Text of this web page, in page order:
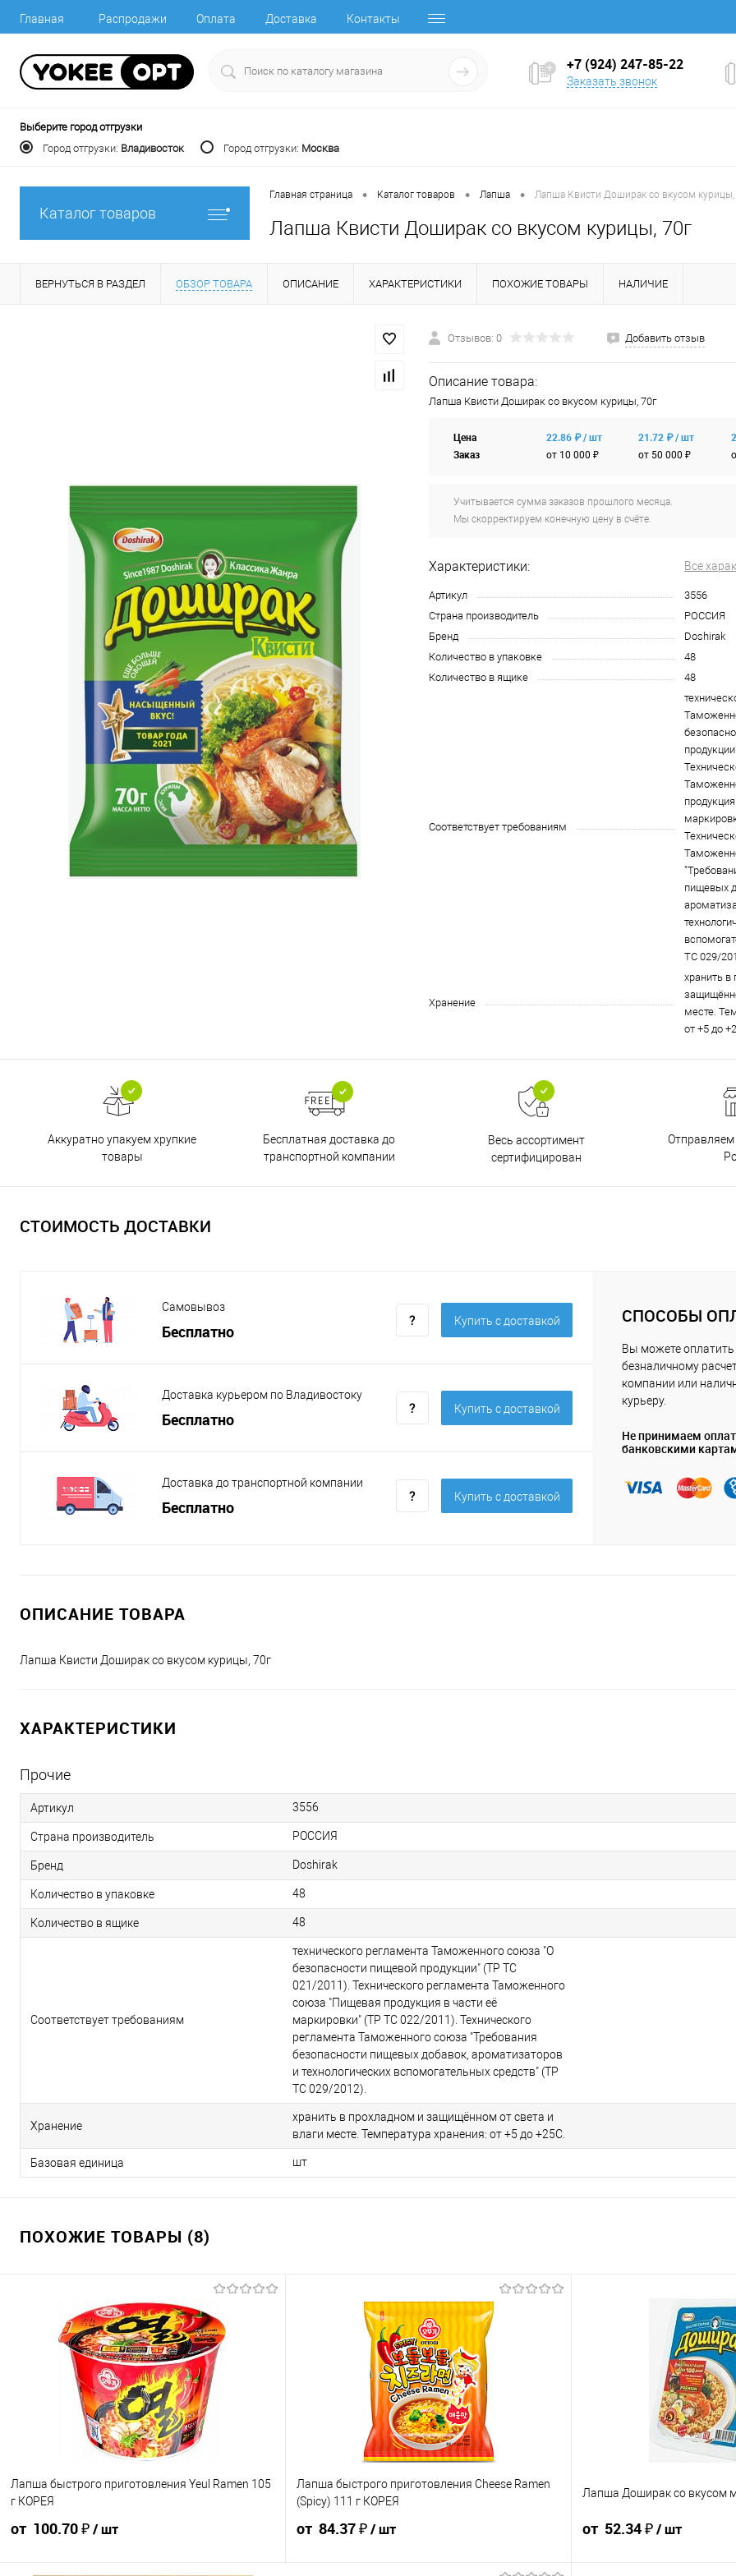
Главная Распродажи Оплата Доставка Контакты
+7 (924) 247-85-22
Заказать звонок
Выберите город отгрузки
Город отгрузки: Владивосток Город отгрузки: Москва
Каталог товаров
Главная страница • Каталог товаров • Лапша • Лапша Квисти Доширак со вкусом курицы,
Лапша Квисти Доширак со вкусом курицы, 70г
ВЕРНУТЬСЯ В РАЗДЕЛ ОБЗОР ТОВАРА ОПИСАНИЕ ХАРАКТЕРИСТИКИ ПОХОЖИЕ ТОВАРЫ НАЛИЧИЕ
Отзывов: 0 Добавить отзыв
Описание товара:
Лапша Квисти Доширак со вкусом курицы, 70г
Цена
Заказ
22.86 ₽ / шт
от 10 000 ₽
21.72 ₽ / шт
от 50 000 ₽
Учитывается сумма заказов прошлого месяца.
Мы скорректируем конечную цену в счёте.
Характеристики: Все
Артикул
3556
Страна производитель
РОССИЯ
Бренд
Doshirak
Количество в упаковке
48
Количество в ящике
48
Соответствует требованиям
пищевых
ТС 029/
Хранение
хранить в
месте.
от +5 до
Аккуратно упакуем хрупкие
товары
Бесплатная доставка до
транспортной компании
Весь ассортимент
сертифицирован
Отправляем
СТОИМОСТЬ ДОСТАВКИ
Самовывоз
Бесплатно
Купить c доставкой
Доставка курьером по Владивостоку
Бесплатно
Купить c доставкой
Доставка до транспортной компании
Бесплатно
Купить c доставкой
СПОСОБЫ
Вы можете оплатить
безналичному
компании или
курьеру.
Не принимаем
банковскими
ОПИСАНИЕ ТОВАРА
Лапша Квисти Доширак со вкусом курицы, 70г
ХАРАКТЕРИСТИКИ
Прочие
Артикул 3556
Страна производитель РОССИЯ
Бренд Doshirak
Количество в упаковке 48
Количество в ящике 48
Соответствует требованиям
технического регламента Таможенного союза "О
безопасности пищевой продукции" (ТР ТС
021/2011). Технического регламента Таможенного
союза "Пищевая продукция в части её
маркировки" (ТР ТС 022/2011). Технического
регламента Таможенного союза "Требования
безопасности пищевых добавок, ароматизаторов
и технологических вспомогательных средств" (ТР
ТС 029/2012).
Хранение
хранить в прохладном и защищённом от света и
влаги месте. Температура хранения: от +5 до +25С.
Базовая единица шт
ПОХОЖИЕ ТОВАРЫ (8)
Лапша быстрого приготовления Yeul Ramen 105
г КОРЕЯ
от 100.70 ₽/ шт
Лапша быстрого приготовления Cheese Ramen
(Spicy) 111 г КОРЕЯ
от 84.37 ₽/ шт
Лапша Доширак со вкусом
от 52.34 ₽/ шт